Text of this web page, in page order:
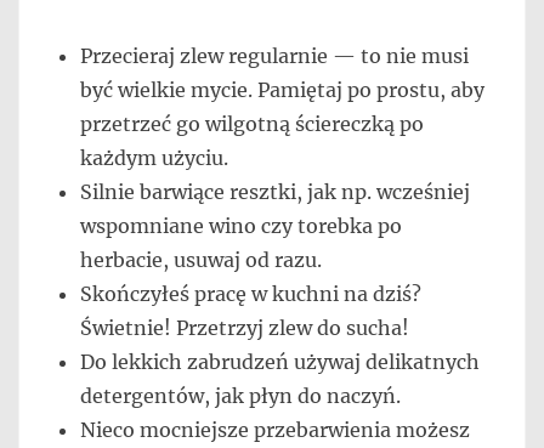
Przecieraj zlew regularnie — to nie musi
być wielkie mycie. Pamiętaj po prostu, aby
przetrzeć go wilgotną ściereczką po
każdym użyciu.
Silnie barwiące resztki, jak np. wcześniej
wspomniane wino czy torebka po
herbacie, usuwaj od razu.
Skończyłeś pracę w kuchni na dziś?
Świetnie! Przetrzyj zlew do sucha!
Do lekkich zabrudzeń używaj delikatnych
detergentów, jak płyn do naczyń.
Nieco mocniejsze przebarwienia możesz